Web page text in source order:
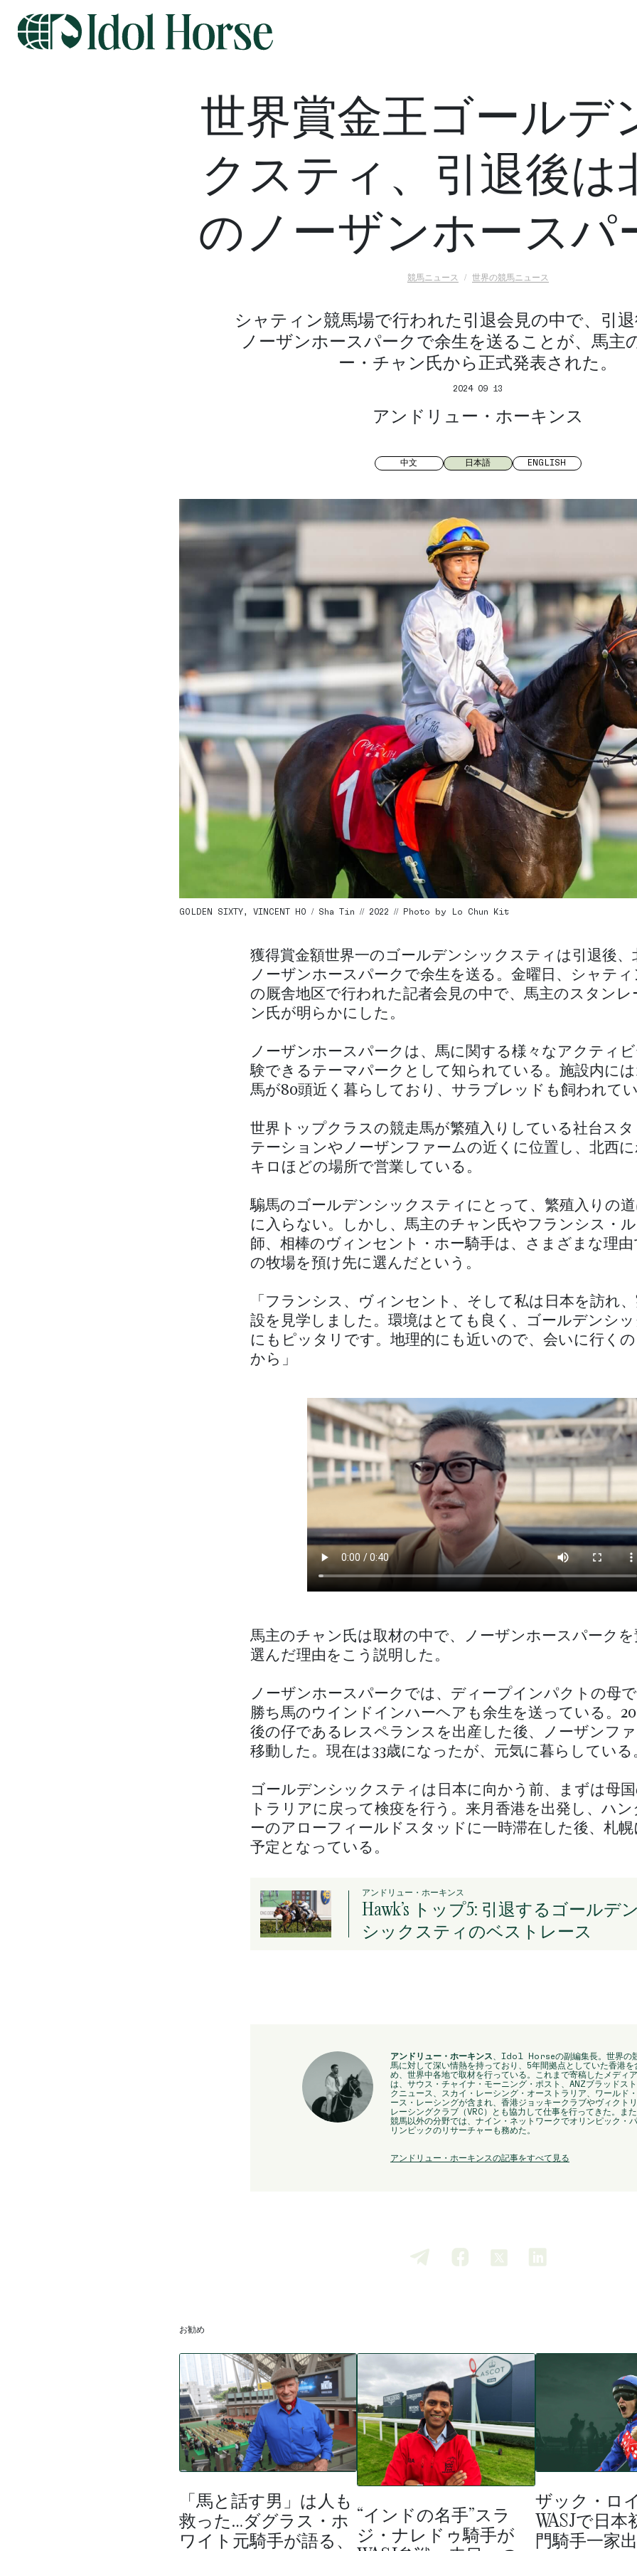
世界賞金王ゴールデ
クスティ、引退後は
のノーザンホースパ
競馬ニュース 世界の競馬ニュース
シャティン競馬場で行われた引退会見の中で、引
ノーザンホースパークで余生を送ることが、馬主
ー・チャン氏から正式発表された。
2024 09 13
アンドリュー・ホーキンス
中文 日本語 ENGLISH
GOLDEN SIXTY, VINCENT HO / Sha Tin // 2022 // Photo by Lo Chun Kit
獲得賞金額世界一のゴールデンシックスティは引退後、
ノーザンホースパークで余生を送る。金曜日、シャティ
の厩舎地区で行われた記者会見の中で、馬主のスタンレ
ン氏が明らかにした。
ノーザンホースパークは、馬に関する様々なアクティ
験できるテーマパークとして知られている。施設内には
馬が80頭近く暮らしており、サラブレッドも飼われて
世界トップクラスの競走馬が繁殖入りしている社台ス
テーションやノーザンファームの近くに位置し、北西
キロほどの場所で営業している。
騸馬のゴールデンシックスティにとって、繁殖入りの
に入らない。しかし、馬主のチャン氏やフランシス・
師、相棒のヴィンセント・ホー騎手は、さまざまな理由
の牧場を預け先に選んだという。
「フランシス、ヴィンセント、そして私は日本を訪れ
設を見学しました。環境はとても良く、ゴールデンシ
にもピッタリです。地理的にも近いので、会いに行く
から」
馬主のチャン氏は取材の中で、ノーザンホースパーク
選んだ理由をこう説明した。
ノーザンホースパークでは、ディープインパクトの母
勝ち馬のウインドインハーヘアも余生を送っている。
後の仔であるレスペランスを出産した後、ノーザンフ
移動した。現在は33歳になったが、元気に暮らしている
ゴールデンシックスティは日本に向かう前、まずは母
トラリアに戻って検疫を行う。来月香港を出発し、ハ
ーのアローフィールドスタッドに一時滞在した後、札
予定となっている。
アンドリュー・ホーキンス
Hawk’s トップ5: 引退するゴールデ
シックスティのベストレース
アンドリュー・ホーキンス 、Idol Horseの副編集長。世界の
馬に対して深い情熱を持っており、5年間拠点としていた香港を
め、世界中各地で取材を行っている。これまで寄稿したメディ
は、サウス・チャイナ・モーニング・ポスト、ANZブラッドス
クニュース、スカイ・レーシング・オーストラリア、ワールド
ース・レーシングが含まれ、香港ジョッキークラブやヴィクト
レーシングクラブ（VRC）とも協力して仕事を行ってきた。ま
競馬以外の分野では、ナイン・ネットワークでオリンピック・
リンピックのリサーチャーも務めた。
アンドリュー・ホーキンスの記事をすべて見る
お勧め
「馬と話す男」は人も
救った…ダグラス・ホ
ワイト元騎手が語る、
“インドの名手”スラ
ジ・ナレドゥ騎手が
ザック・ロ
WASJで日本
門騎手一家